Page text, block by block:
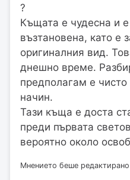
?
Къщата е чудесна и
възтановена, като е
оригиналния вид.
днешно време.
предполагам е
начин.
Тази къща е доста
преди първата
вероятно около
Мнението беше